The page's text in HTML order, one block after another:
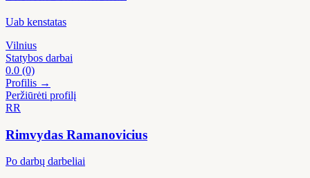
Uab kenstatas
Vilnius
Statybos darbai
0.0 (0)
Profilis →
Peržiūrėti profilį
RR
Rimvydas Ramanovicius
Po darbų darbeliai